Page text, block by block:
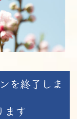
を終了しま
ます